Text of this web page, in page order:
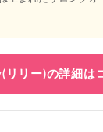
リリー)の詳細は